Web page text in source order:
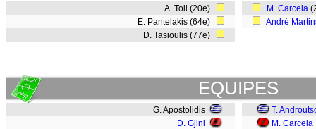
A. Toli (20e)
E. Pantelakis (64e)
D. Tasioulis (77e)
M. Carcela
André
EQUIPES
G. Apostolidis
D. Gjini
T.
M. Carcela